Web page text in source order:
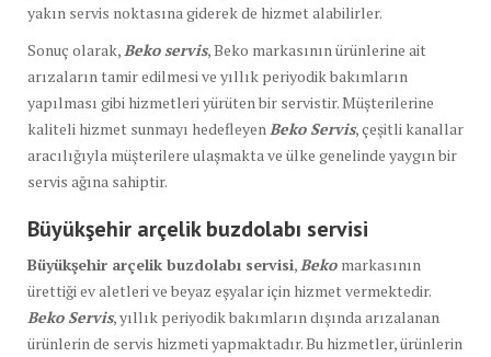
yakın servis noktasına giderek de hizmet alabilirler.
Sonuç olarak, Beko servis, Beko markasının ürünlerine ait
arızaların tamir edilmesi ve yıllık periyodik bakımların
yapılması gibi hizmetleri yürüten bir servistir. Müşterilerine
kaliteli hizmet sunmayı hedefleyen Beko Servis, çeşitli kanallar
aracılığıyla müşterilere ulaşmakta ve ülke genelinde yaygın bir
servis ağına sahiptir.
Büyükşehir arçelik buzdolabı servisi
Büyükşehir arçelik buzdolabı servisi, Beko markasının
ürettiği ev aletleri ve beyaz eşyalar için hizmet vermektedir.
Beko Servis, yıllık periyodik bakımların dışında arızalanan
ürünlerin de servis hizmeti yapmaktadır. Bu hizmetler, ürünlerin